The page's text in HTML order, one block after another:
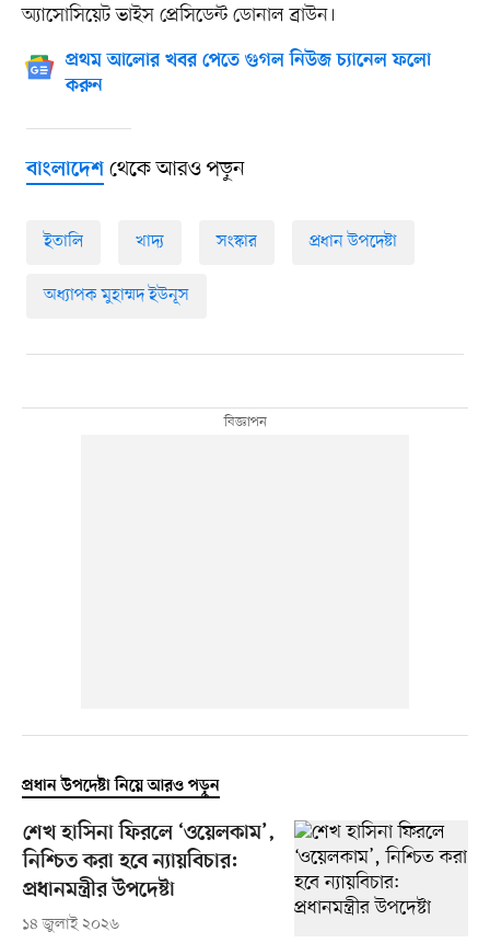
অ্যাসোসিয়েট ভাইস প্রেসিডেন্ট ডোনাল ব্রাউন।
প্রথম আলোর খবর পেতে গুগল নিউজ চ্যানেল ফলো
করুন
বাংলাদেশথেকে আরও পড়ুন
ইতালি খাদ্য সংস্কার প্রধান উপদেষ্টা
অধ্যাপক মুহাম্মদ ইউনূস
প্রধান উপদেষ্টা নিয়ে আরও পড়ুন
শেখ হাসিনা ফিরলে ‘ওয়েলকাম’,
নিশ্চিত করা হবে ন্যায়বিচার:
প্রধানমন্ত্রীর উপদেষ্টা
১৪ জুলাই ২০২৬